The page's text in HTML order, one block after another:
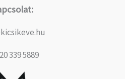
339 5889